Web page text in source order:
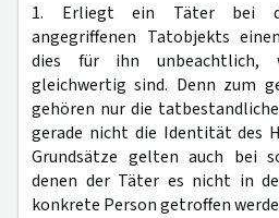
1. Erliegt ein Täter bei
angegriffenen Tatobjekts
dies für ihn unbeachtlich,
gleichwertig sind. Denn zum
gehören nur die
gerade nicht die Identität des
Grundsätze gelten auch bei
denen der Täter es nicht in
konkrete Person getroffen